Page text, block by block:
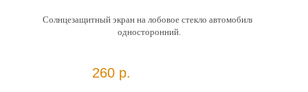
Солнцезащитный экран на лобовое стекло автомобиля,
односторонний.
260 р.